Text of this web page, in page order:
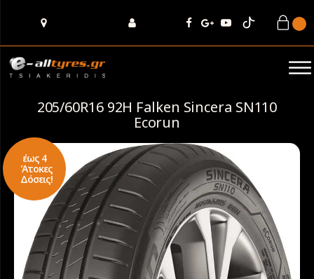
205/60R16 92H Falken Sincera SN110
Ecorun
έως 4
Άτοκες
Δόσεις!